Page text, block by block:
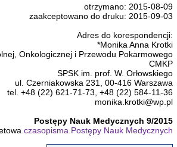
otrzymano: 2015-08-09
zaakceptowano do druku: 2015-09-03
Adres do korespondencji:
*Monika Anna Krotki
Onkologicznej i Przewodu Pokarmowego
CMKP
SPSK im. prof. W. Orłowskiego
ul. Czerniakowska 231, 00-416 Warszawa
tel. +48 (22) 621-71-73, +48 (22) 584-11-36
monika.krotki@wp.pl
Postępy Nauk Medycznych 9/2015
czasopisma Postępy Nauk Medycznych